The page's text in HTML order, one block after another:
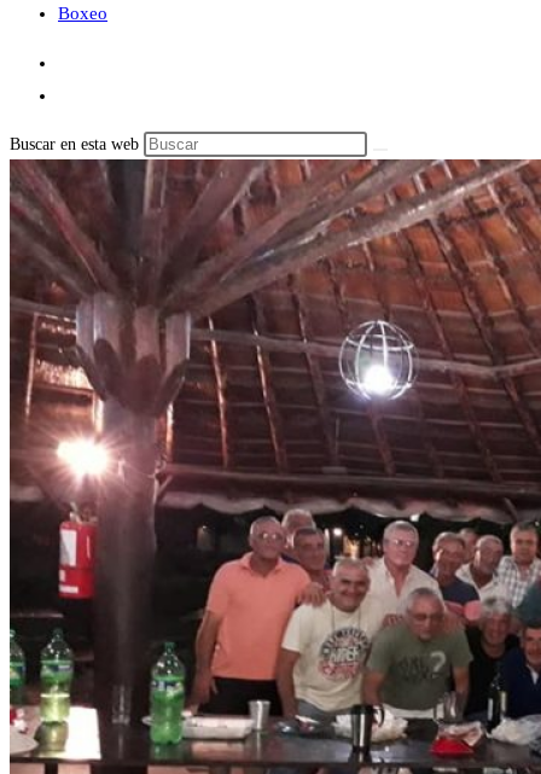
Boxeo
Buscar en esta web